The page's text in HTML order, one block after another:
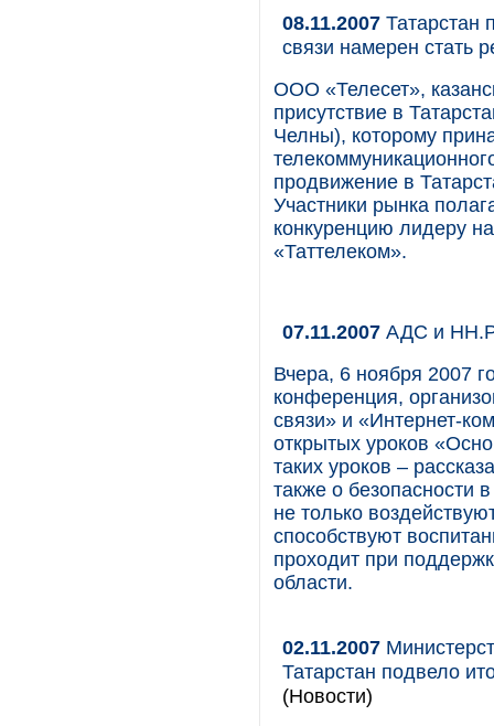
08.11.2007 Татарстан
связи намерен стать
ООО «Телесет»,
присутствие в
Челны), которому
продвижение в
Участники рынка
конкуренцию лидеру
«Таттелеком».
07.11.2007 АДС и
Вчера, 6 ноября 2007
конференция,
связи» и «Интернет-
открытых уроков
таких уроков –
также о безопасности
не только
способствуют
проходит при
области.
02.11.2007
Татарстан подвело
(Новости)